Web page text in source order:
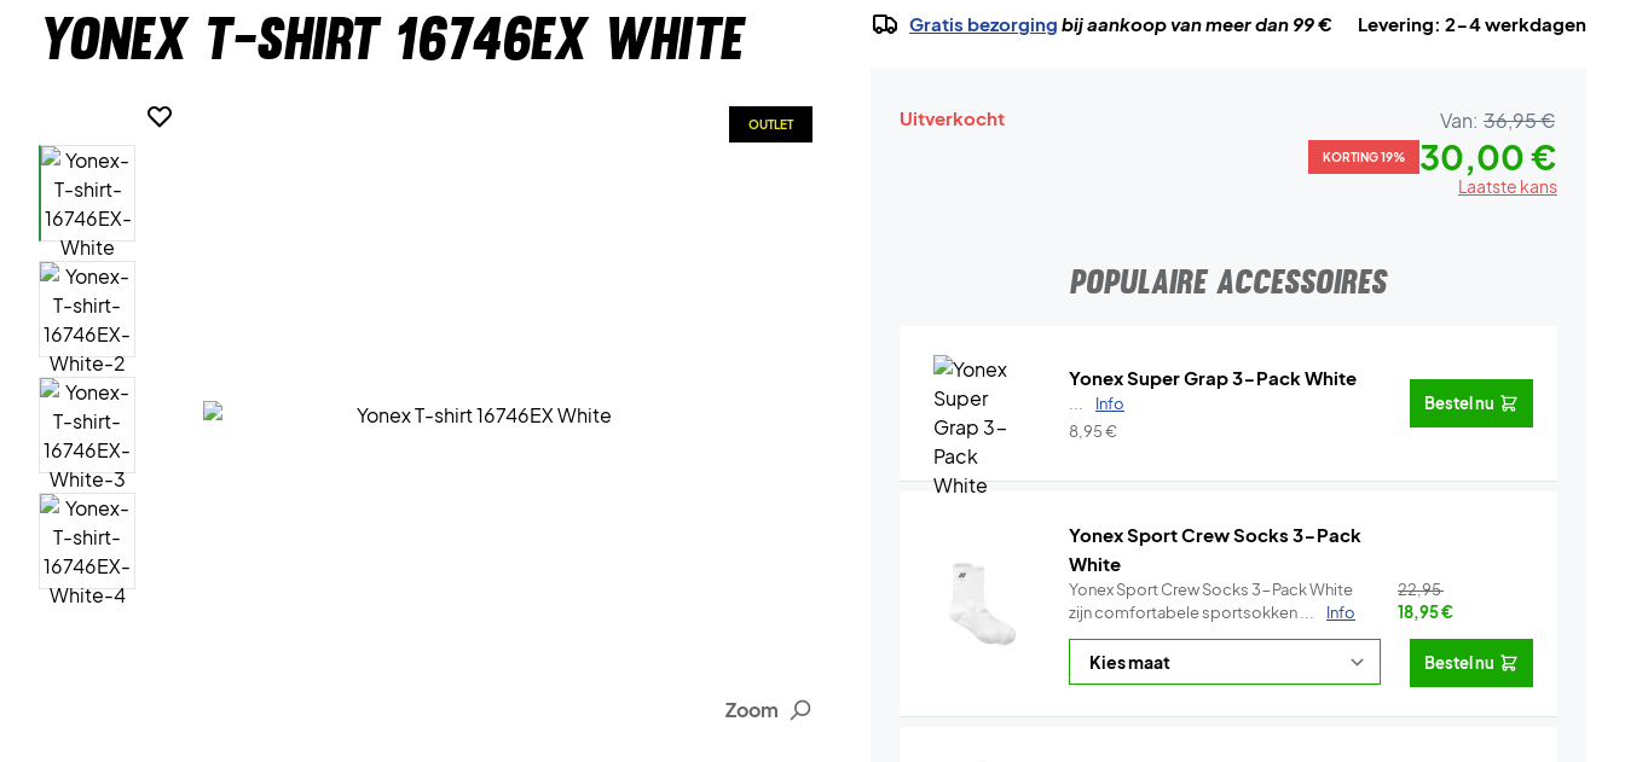
Yonex T-shirt 16746EX White
Zoom
OUTLET
Gratis bezorging bij aankoop van meer dan 99 € Levering: 2-4 werkdagen
Uitverkocht Van: 36,95 €
KORTING 19% 30,00 €
Laatste kans
POPULAIRE ACCESSOIRES
Yonex Super Grap 3-Pack White
Info
8,95€
Bestel nu
Yonex Sport Crew Socks 3-Pack
White
Yonex Sport Crew Socks 3-Pack White
zijn comfortabele sportsokken ...
Info
22,95
18,95€
Bestel nu